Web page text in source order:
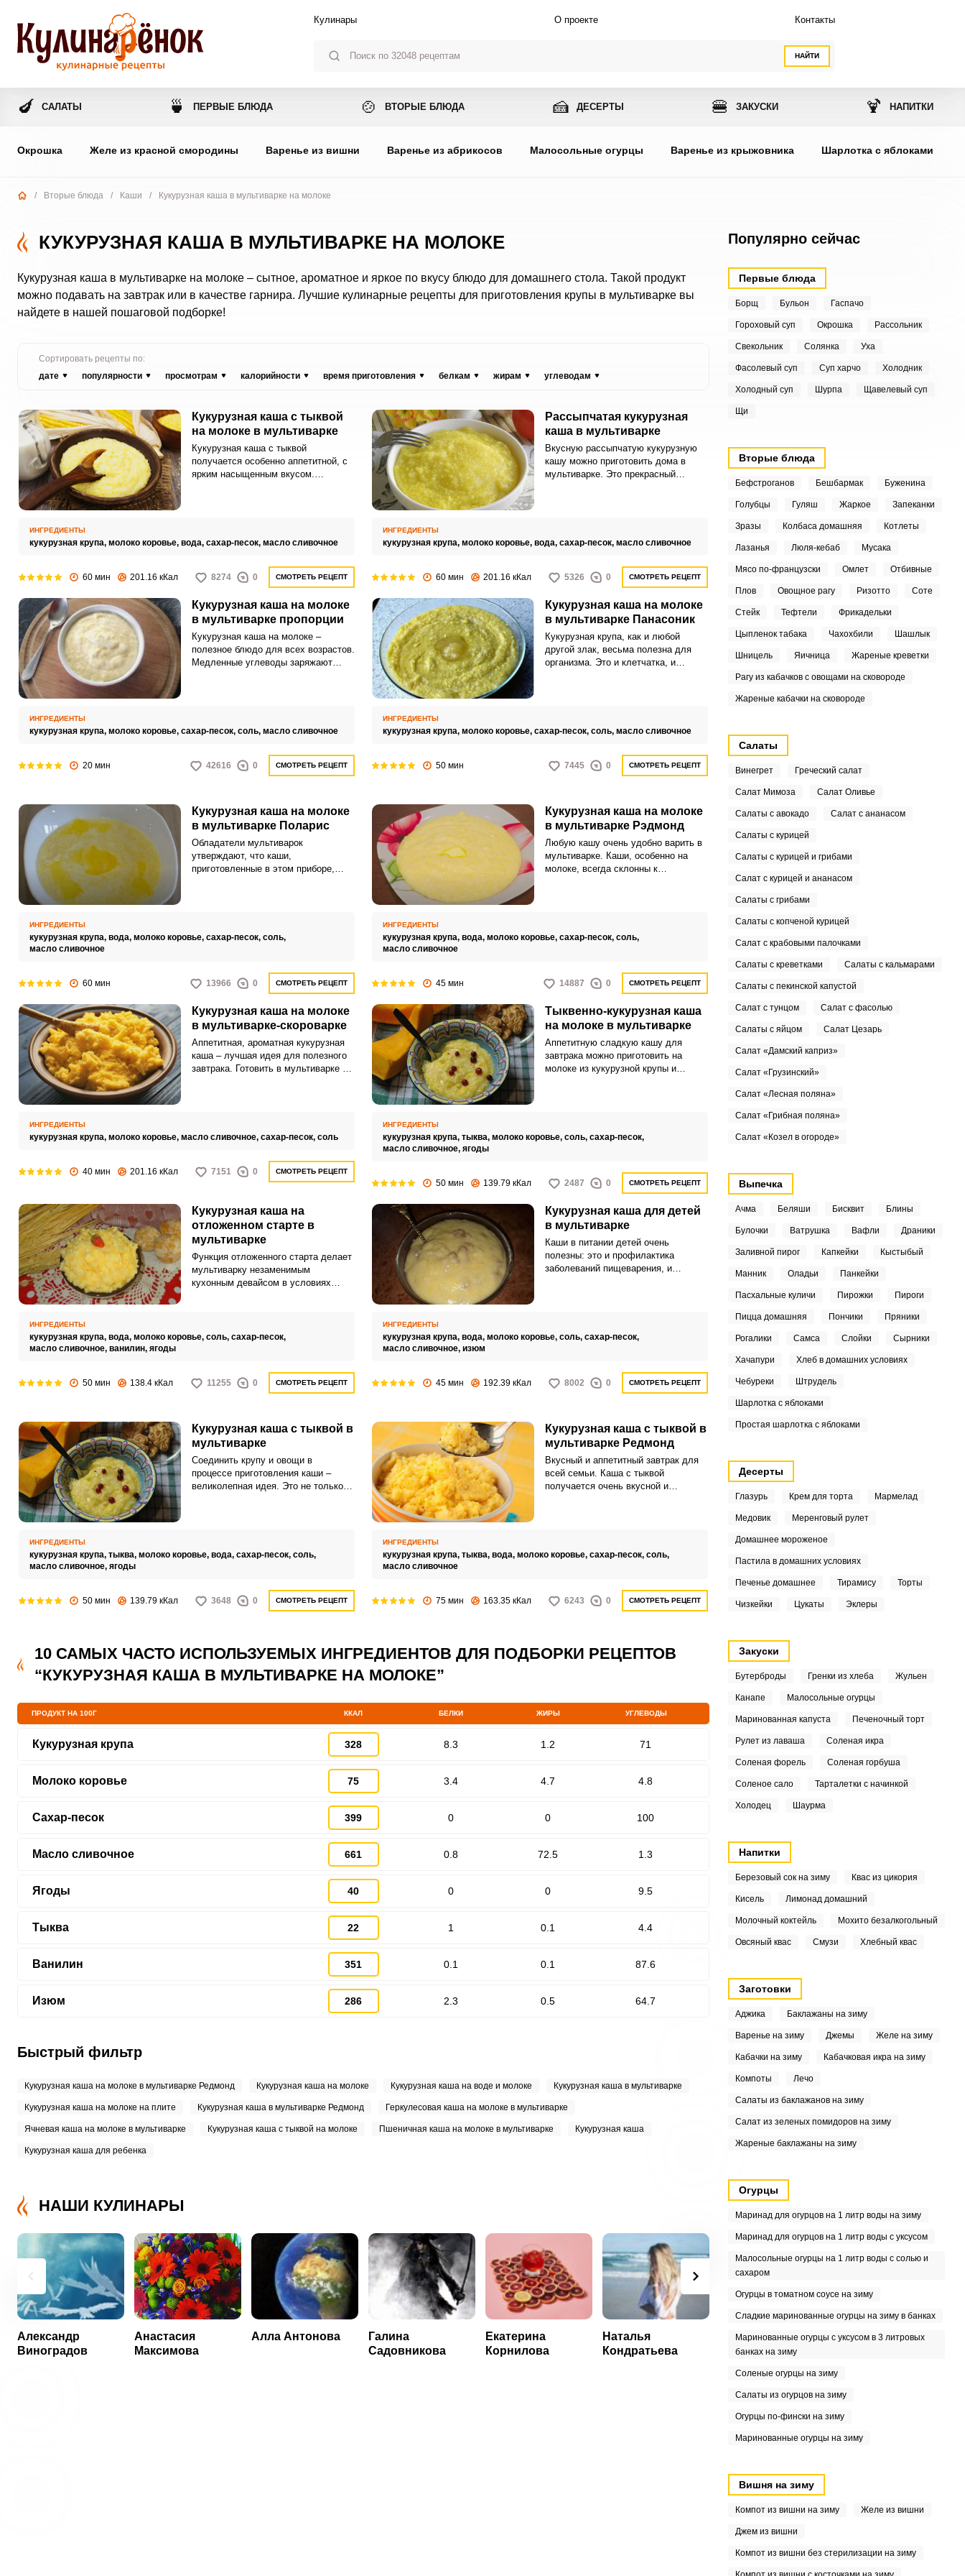
НАЙТИ
Кулинары О проекте Контакты
🍆 САЛАТЫ 🍵 ПЕРВЫЕ БЛЮДА 🍲 ВТОРЫЕ БЛЮДА 🍰 ДЕСЕРТЫ 🍔 ЗАКУСКИ 🍹 НАПИТКИ
Окрошка Желе из красной смородины Варенье из вишни Варенье из абрикосов Малосольные огурцы Варенье из крыжовника Шарлотка с яблоками
/ Вторые блюда / Каши / Кукурузная каша в мультиварке на молоке
КУКУРУЗНАЯ КАША В МУЛЬТИВАРКЕ НА МОЛОКЕ
Кукурузная каша в мультиварке на молоке – сытное, ароматное и яркое по вкусу блюдо для домашнего стола. Такой продукт
можно подавать на завтрак или в качестве гарнира. Лучшие кулинарные рецепты для приготовления крупы в мультиварке вы
найдете в нашей пошаговой подборке!
Сортировать рецепты по:
дате
популярности просмотрам калорийности время приготовления белкам жирам углеводам
Кукурузная каша с тыквой
на молоке в мультиварке
Кукурузная каша с тыквой
получается особенно аппетитной, с
ярким насыщенным вкусом.
ИНГРЕДИЕНТЫ
кукурузная крупа, молоко коровье, вода, сахар-песок, масло сливочное
60 мин 201.16 кКал 8274 0 СМОТРЕТЬ РЕЦЕПТ
Рассыпчатая кукурузная
каша в мультиварке
Вкусную рассыпчатую кукурузную
кашу можно приготовить дома в
мультиварке. Это прекрасный
ИНГРЕДИЕНТЫ
кукурузная крупа, молоко коровье, вода, сахар-песок, масло сливочное
60 мин 201.16 кКал 5326 0 СМОТРЕТЬ РЕЦЕПТ
Кукурузная каша на молоке
в мультиварке пропорции
Кукурузная каша на молоке –
полезное блюдо для всех возрастов.
Медленные углеводы заряжают
ИНГРЕДИЕНТЫ
кукурузная крупа, молоко коровье, сахар-песок, соль, масло сливочное
20 мин 42616 0 СМОТРЕТЬ РЕЦЕПТ
Кукурузная каша на молоке
в мультиварке Панасоник
Кукурузная крупа, как и любой
другой злак, весьма полезна для
организма. Это и клетчатка, и
ИНГРЕДИЕНТЫ
кукурузная крупа, молоко коровье, сахар-песок, соль, масло сливочное
50 мин 7445 0 СМОТРЕТЬ РЕЦЕПТ
Кукурузная каша на молоке
в мультиварке Поларис
Обладатели мультиварок
утверждают, что каши,
приготовленные в этом приборе,
температура и сохраняется
ИНГРЕДИЕНТЫ
кукурузная крупа, вода, молоко коровье, сахар-песок, соль,
масло сливочное
60 мин 13966 0 СМОТРЕТЬ РЕЦЕПТ
Кукурузная каша на молоке
в мультиварке Рэдмонд
Любую кашу очень удобно варить в
мультиварке. Каши, особенно на
молоке, всегда склонны к
ИНГРЕДИЕНТЫ
кукурузная крупа, вода, молоко коровье, сахар-песок, соль,
масло сливочное
45 мин 14887 0 СМОТРЕТЬ РЕЦЕПТ
Кукурузная каша на молоке
в мультиварке-скороварке
Аппетитная, ароматная кукурузная
каша – лучшая идея для полезного
завтрака. Готовить в мультиварке ее
ИНГРЕДИЕНТЫ
кукурузная крупа, молоко коровье, масло сливочное, сахар-песок, соль
40 мин 201.16 кКал 7151 0 СМОТРЕТЬ РЕЦЕПТ
Тыквенно-кукурузная каша
на молоке в мультиварке
Аппетитную сладкую кашу для
завтрака можно приготовить на
молоке из кукурузной крупы и
ИНГРЕДИЕНТЫ
кукурузная крупа, тыква, молоко коровье, соль, сахар-песок,
масло сливочное, ягоды
50 мин 139.79 кКал 2487 0 СМОТРЕТЬ РЕЦЕПТ
Кукурузная каша на
отложенном старте в
мультиварке
Функция отложенного старта делает
мультиварку незаменимым
кухонным девайсом в условиях
можно теперь без лишних хлопот.
ИНГРЕДИЕНТЫ
кукурузная крупа, вода, молоко коровье, соль, сахар-песок,
масло сливочное, ванилин, ягоды
50 мин 138.4 кКал 11255 0 СМОТРЕТЬ РЕЦЕПТ
Кукурузная каша для детей
в мультиварке
Каши в питании детей очень
полезны: это и профилактика
заболеваний пищеварения, и
скучной.
ИНГРЕДИЕНТЫ
кукурузная крупа, вода, молоко коровье, соль, сахар-песок,
масло сливочное, изюм
45 мин 192.39 кКал 8002 0 СМОТРЕТЬ РЕЦЕПТ
Кукурузная каша с тыквой в
мультиварке
Соединить крупу и овощи в
процессе приготовления каши –
великолепная идея. Это не только
ИНГРЕДИЕНТЫ
кукурузная крупа, тыква, молоко коровье, вода, сахар-песок, соль,
масло сливочное, ягоды
50 мин 139.79 кКал 3648 0 СМОТРЕТЬ РЕЦЕПТ
Кукурузная каша с тыквой в
мультиварке Редмонд
Вкусный и аппетитный завтрак для
всей семьи. Каша с тыквой
получается очень вкусной и
ИНГРЕДИЕНТЫ
кукурузная крупа, тыква, вода, молоко коровье, сахар-песок, соль,
масло сливочное
75 мин 163.35 кКал 6243 0 СМОТРЕТЬ РЕЦЕПТ
10 САМЫХ ЧАСТО ИСПОЛЬЗУЕМЫХ ИНГРЕДИЕНТОВ ДЛЯ ПОДБОРКИ РЕЦЕПТОВ
“КУКУРУЗНАЯ КАША В МУЛЬТИВАРКЕ НА МОЛОКЕ”
ПРОДУКТ НА 100Г ККАЛ БЕЛКИ ЖИРЫ УГЛЕВОДЫ
Кукурузная крупа 328 8.3 1.2 71
Молоко коровье 75 3.4 4.7 4.8
Сахар-песок 399 0 0 100
Масло сливочное 661 0.8 72.5 1.3
Ягоды 40 0 0 9.5
Тыква 22 1 0.1 4.4
Ванилин 351 0.1 0.1 87.6
Изюм 286 2.3 0.5 64.7
Быстрый фильтр
Кукурузная каша на молоке в мультиварке Редмонд Кукурузная каша на молоке Кукурузная каша на воде и молоке Кукурузная каша в мультиварке
Кукурузная каша на молоке на плите Кукурузная каша в мультиварке Редмонд Геркулесовая каша на молоке в мультиварке
Ячневая каша на молоке в мультиварке Кукурузная каша с тыквой на молоке Пшеничная каша на молоке в мультиварке Кукурузная каша
Кукурузная каша для ребенка
НАШИ КУЛИНАРЫ
Александр
Виноградов
Анастасия
Максимова
Алла Антонова
Галина
Садовникова
Екатерина
Корнилова
Наталья
Кондратьева
Оксана Орлова
Наталья
Популярно сейчас
Первые блюда
Борщ Бульон Гаспачо
Гороховый суп Окрошка Рассольник
Свекольник Солянка Уха
Фасолевый суп Суп харчо Холодник
Холодный суп Шурпа Щавелевый суп
Щи
Вторые блюда
Бефстроганов Бешбармак Буженина
Голубцы Гуляш Жаркое Запеканки
Зразы Колбаса домашняя Котлеты
Лазанья Люля-кебаб Мусака
Мясо по-французски Омлет Отбивные
Плов Овощное рагу Ризотто Соте
Стейк Тефтели Фрикадельки
Цыпленок табака Чахохбили Шашлык
Шницель Яичница Жареные креветки
Рагу из кабачков с овощами на сковороде
Жареные кабачки на сковороде
Салаты
Винегрет Греческий салат
Салат Мимоза Салат Оливье
Салаты с авокадо Салат с ананасом
Салаты с курицей
Салаты с курицей и грибами
Салат с курицей и ананасом
Салаты с грибами
Салаты с копченой курицей
Салат с крабовыми палочками
Салаты с креветками Салаты с кальмарами
Салаты с пекинской капустой
Салат с тунцом Салат с фасолью
Салаты с яйцом Салат Цезарь
Салат «Дамский каприз»
Салат «Грузинский»
Салат «Лесная поляна»
Салат «Грибная поляна»
Салат «Козел в огороде»
Выпечка
Ачма Беляши Бисквит Блины
Булочки Ватрушка Вафли Драники
Заливной пирог Капкейки Кыстыбый
Манник Оладьи Панкейки
Пасхальные куличи Пирожки Пироги
Пицца домашняя Пончики Пряники
Рогалики Самса Слойки Сырники
Хачапури Хлеб в домашних условиях
Чебуреки Штрудель
Шарлотка с яблоками
Простая шарлотка с яблоками
Десерты
Глазурь Крем для торта Мармелад
Медовик Меренговый рулет
Домашнее мороженое
Пастила в домашних условиях
Печенье домашнее Тирамису Торты
Чизкейки Цукаты Эклеры
Закуски
Бутерброды Гренки из хлеба Жульен
Канапе Малосольные огурцы
Маринованная капуста Печеночный торт
Рулет из лаваша Соленая икра
Соленая форель Соленая горбуша
Соленое сало Тарталетки с начинкой
Холодец Шаурма
Напитки
Березовый сок на зиму Квас из цикория
Кисель Лимонад домашний
Молочный коктейль Мохито безалкогольный
Овсяный квас Смузи Хлебный квас
Заготовки
Аджика Баклажаны на зиму
Варенье на зиму Джемы Желе на зиму
Кабачки на зиму Кабачковая икра на зиму
Компоты Лечо
Салаты из баклажанов на зиму
Салат из зеленых помидоров на зиму
Жареные баклажаны на зиму
Огурцы
Маринад для огурцов на 1 литр воды на зиму
Маринад для огурцов на 1 литр воды с уксусом
Малосольные огурцы на 1 литр воды с солью и
сахаром
Огурцы в томатном соусе на зиму
Сладкие маринованные огурцы на зиму в банках
Маринованные огурцы с уксусом в 3 литровых
банках на зиму
Соленые огурцы на зиму
Салаты из огурцов на зиму
Огурцы по-фински на зиму
Маринованные огурцы на зиму
Вишня на зиму
Компот из вишни на зиму Желе из вишни
Джем из вишни
Компот из вишни без стерилизации на зиму
ВХОД НА САЙТ РЕГИСТРАЦИЯ
Войдите
с помощью социальных сетей:
Запомнить меня